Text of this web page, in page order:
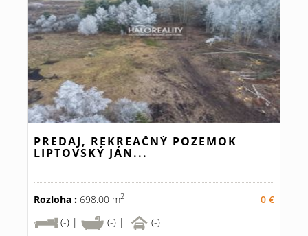
PREDAJ, REKREAČNÝ POZEMOK
LIPTOVSKÝ JÁN...
Rozloha : 698.00 m2
0 €
(-) |
(-) | (-)